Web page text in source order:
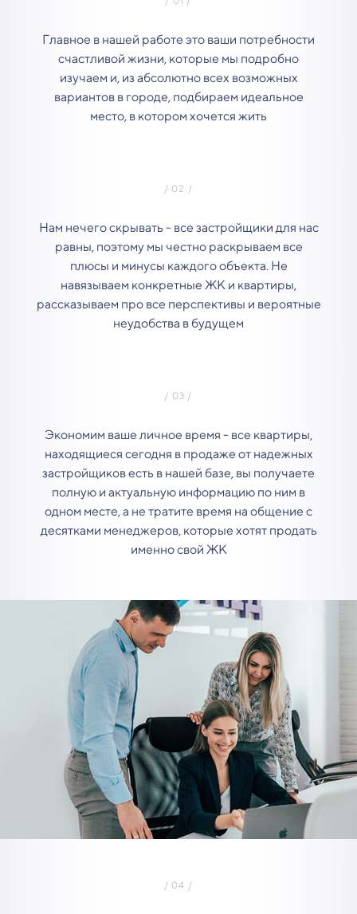
Главное в нашей работе это ваши потребности
счастливой жизни, которые мы подробно
изучаем и, из абсолютно всех возможных
вариантов в городе, подбираем идеальное
место, в котором хочется жить
Нам нечего скрывать - все застройщики для нас
равны, поэтому мы честно раскрываем все
плюсы и минусы каждого объекта. Не
навязываем конкретные ЖК и квартиры,
рассказываем про все перспективы и вероятные
неудобства в будущем
Экономим ваше личное время - все квартиры,
находящиеся сегодня в продаже от надежных
застройщиков есть в нашей базе, вы получаете
полную и актуальную информацию по ним в
одном месте, а не тратите время на общение с
десятками менеджеров, которые хотят продать
именно свой ЖК